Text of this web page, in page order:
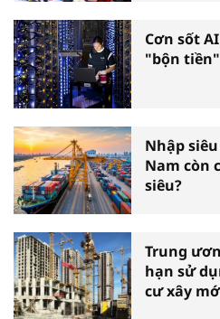
Cơn sốt
"bộn tiền"
Nhập
Nam còn
siêu?
Trung
hạn sử
cư xây